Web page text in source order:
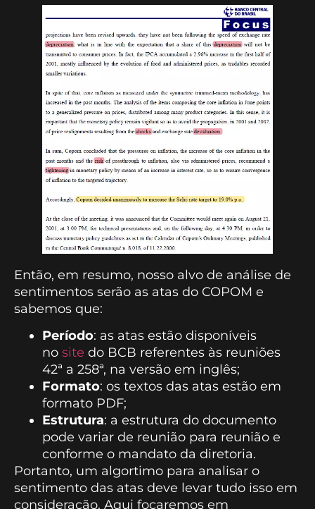
Então, em resumo, nosso alvo de análise de
sentimentos serão as atas do COPOM e
sabemos que:
Período: as atas estão disponíveis
no site do BCB referentes às reuniões
42ª a 258ª, na versão em inglês;
Formato: os textos das atas estão em
formato PDF;
Estrutura: a estrutura do documento
pode variar de reunião para reunião e
conforme o mandato da diretoria.
Portanto, um algortimo para analisar o
sentimento das atas deve levar tudo isso em
consideração. Aqui focaremos em